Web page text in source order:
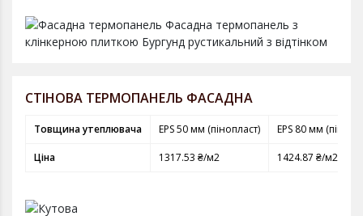
СТІНОВА ТЕРМОПАНЕЛЬ ФАСАДНА
Товщина утеплювача EPS 50 мм (пінопласт) EPS 80 мм
Ціна 1317.53 ₴/м2 1424.87 ₴/м2